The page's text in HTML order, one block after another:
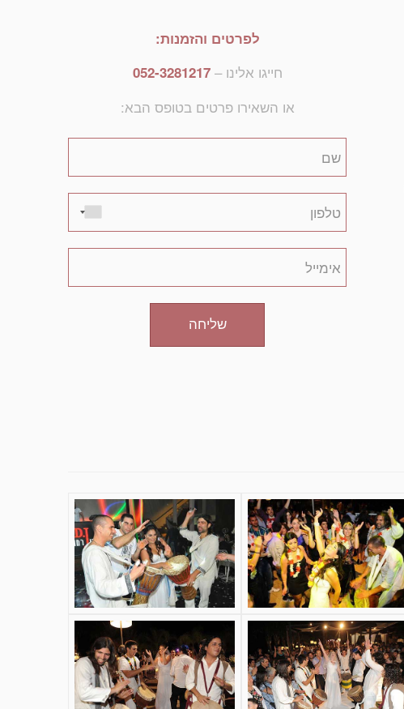
לפרטים והזמנות:
חייגו אלינו –052-3281217
או השאירו פרטים בטופס הבא:
שליחה